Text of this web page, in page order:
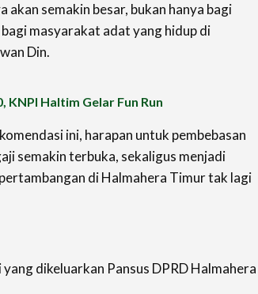
akan semakin besar, bukan hanya bagi
masyarakat adat yang hidup di
Din.
KNPI Haltim Gelar Fun Run
ini, harapan untuk pembebasan
semakin terbuka, sekaligus menjadi
di Halmahera Timur tak lagi
dikeluarkan Pansus DPRD Halmahera